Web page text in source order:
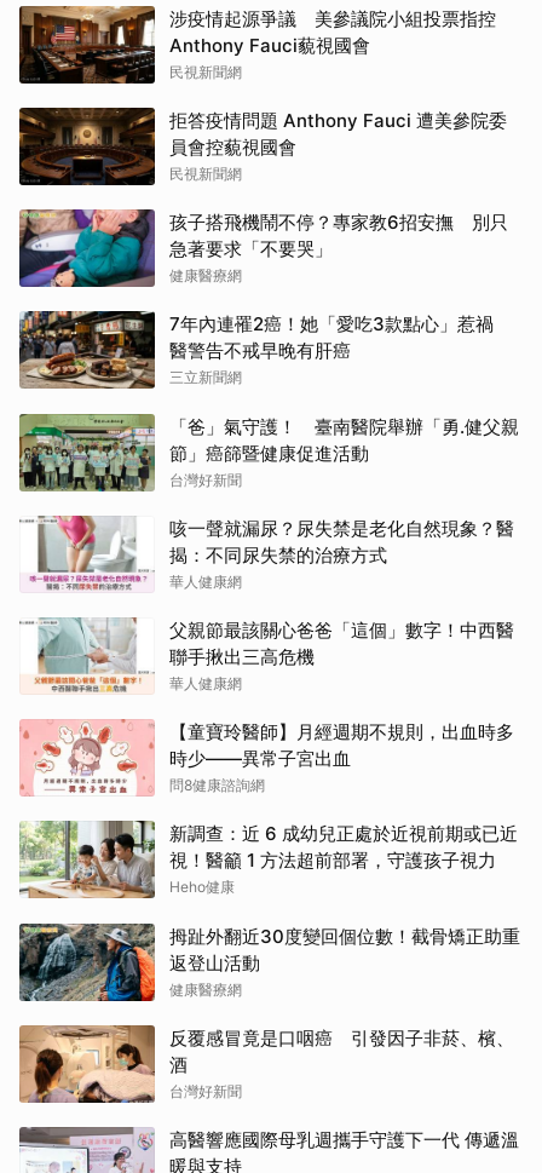
涉疫情起源爭議 美參議院小組投票指控
Anthony Fauci藐視國會
民視新聞網
拒答疫情問題 Anthony Fauci 遭美參院委
員會控藐視國會
民視新聞網
孩子搭飛機鬧不停？專家教6招安撫 別只
急著要求「不要哭」
健康醫療網
7年內連罹2癌！她「愛吃3款點心」惹禍
醫警告不戒早晚有肝癌
三立新聞網
「爸」氣守護！ 臺南醫院舉辦「勇.健父親
節」癌篩暨健康促進活動
台灣好新聞
咳一聲就漏尿？尿失禁是老化自然現象？醫
揭：不同尿失禁的治療方式
華人健康網
父親節最該關心爸爸「這個」數字！中西醫
聯手揪出三高危機
華人健康網
【童寶玲醫師】月經週期不規則，出血時多
時少——異常子宮出血
問8健康諮詢網
新調查：近 6 成幼兒正處於近視前期或已近
視！醫籲 1 方法超前部署，守護孩子視力
Heho健康
拇趾外翻近30度變回個位數！截骨矯正助重
返登山活動
健康醫療網
反覆感冒竟是口咽癌 引發因子非菸、檳、
酒
台灣好新聞
高醫響應國際母乳週攜手守護下一代 傳遞溫
暖與支持